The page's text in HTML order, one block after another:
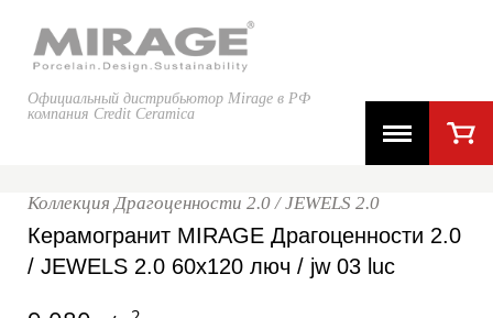
Официальный дистрибьютор Mirage в РФ
компания Credit Ceramica
Коллекция Драгоценности 2.0 / JEWELS 2.0
Керамогранит MIRAGE Драгоценности 2.0
/ JEWELS 2.0 60x120 люч / jw 03 luc